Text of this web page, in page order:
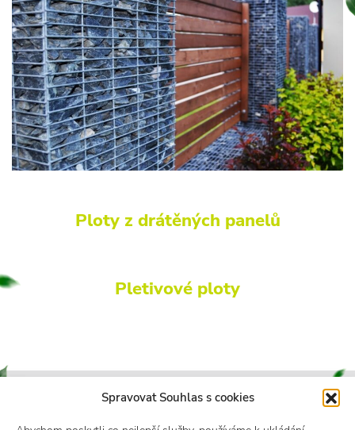
Spravovat Souhlas s cookies
Ploty z drátěných panelů
Pletivové ploty